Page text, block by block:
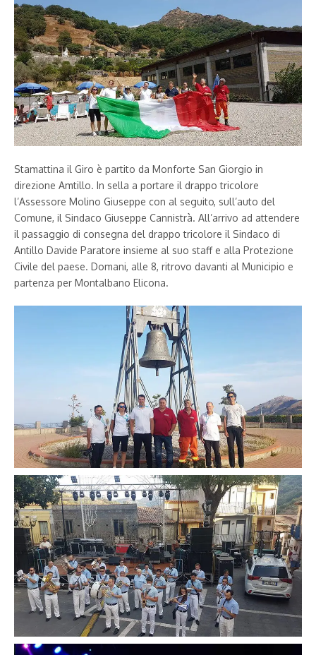
Stamattina il Giro è partito da Monforte San Giorgio in
direzione Amtillo. In sella a portare il drappo tricolore
l’Assessore Molino Giuseppe con al seguito, sull’auto del
Comune, il Sindaco Giuseppe Cannistrà. All’arrivo ad attendere
il passaggio di consegna del drappo tricolore il Sindaco di
Antillo Davide Paratore insieme al suo staff e alla Protezione
Civile del paese. Domani, alle 8, ritrovo davanti al Municipio e
partenza per Montalbano Elicona.